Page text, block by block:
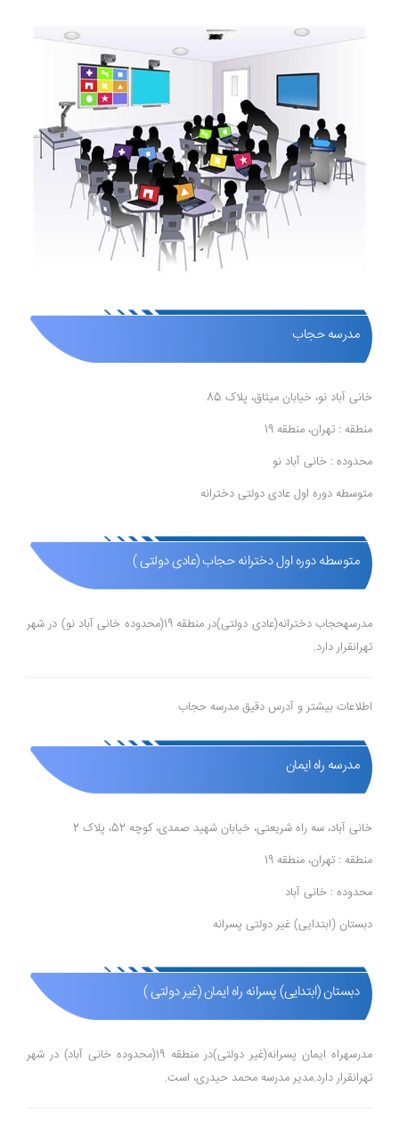
مدرسه حجاب
خانی آباد نو، خیابان میثاق، پلاک 85
منطقه : تهران، منطقه 19
محدوده : خانی آباد نو
متوسطه دوره اول عادی دولتی دخترانه
متوسطه دوره اول دخترانه حجاب (عادی دولتی )
مدرسهحجاب دخترانه(عادی دولتی)در منطقه 19(محدوده خانی آباد نو) در شهر
تهرانقرار دارد.
اطلاعات بیشتر و آدرس دقیق مدرسه حجاب
مدرسه راه ایمان
خانی آباد، سه راه شریعتی، خیابان شهید صمدی، کوچه 52، پلاک 2
منطقه : تهران، منطقه 19
محدوده : خانی آباد
دبستان (ابتدایی) غیر دولتی پسرانه
دبستان (ابتدایی) پسرانه راه ایمان (غیر دولتی )
مدرسهراه ایمان پسرانه(غیر دولتی)در منطقه 19(محدوده خانی آباد) در شهر
تهرانقرار دارد.مدیر مدرسه محمد حیدری، است.